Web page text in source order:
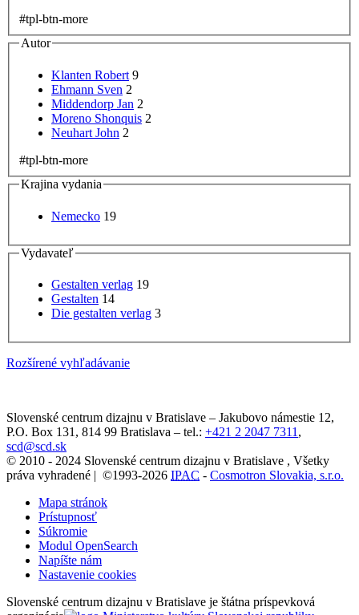
#tpl-btn-more
Autor
Klanten Robert 9
Ehmann Sven 2
Middendorp Jan 2
Moreno Shonquis 2
Neuhart John 2
#tpl-btn-more
Krajina vydania
Nemecko 19
Vydavateľ
Gestalten verlag 19
Gestalten 14
Die gestalten verlag 3
Rozšírené vyhľadávanie
Slovenské centrum dizajnu v Bratislave – Jakubovo námestie 12,
P.O. Box 131, 814 99 Bratislava – tel.: +421 2 2047 7311 ,
scd@scd.sk
© 2010 - 2024 Slovenské centrum dizajnu v Bratislave , Všetky
práva vyhradené | ©1993-2026 IPAC - Cosmotron Slovakia, s.r.o.
Mapa stránok
Prístupnosť
Súkromie
Modul OpenSearch
Napíšte nám
Nastavenie cookies
Slovenské centrum dizajnu v Bratislave je štátna príspevková